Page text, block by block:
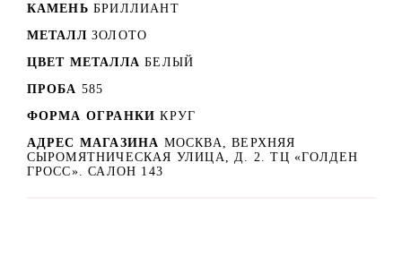
КАМЕНЬ БРИЛЛИАНТ
МЕТАЛЛ ЗОЛОТО
ЦВЕТ МЕТАЛЛА БЕЛЫЙ
ПРОБА 585
ФОРМА ОГРАНКИ КРУГ
АДРЕС МАГАЗИНА МОСКВА, ВЕРХНЯЯ
СЫРОМЯТНИЧЕСКАЯ УЛИЦА, Д. 2. ТЦ «ГОЛДЕН
ГРОСС». САЛОН 143